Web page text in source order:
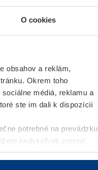
O cookies
obsahov a reklám,
Okrem toho
médiá, reklamu a
ste im dali k dispozícii
potrebné na prevádzku
kedykoľvek zmeniť
webovej stránky.